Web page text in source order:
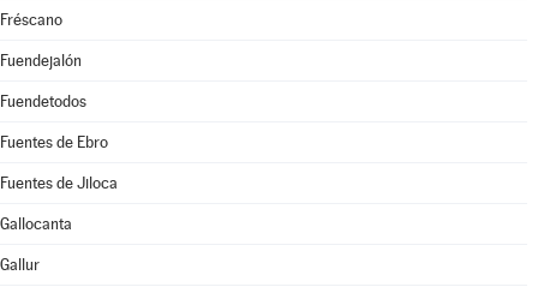
Fréscano
Fuendejalón
Fuendetodos
Fuentes de Ebro
Fuentes de Jiloca
Gallocanta
Gallur